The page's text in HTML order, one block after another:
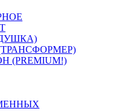
(ТРАНСФОРМЕР)
(PREMIUM!)